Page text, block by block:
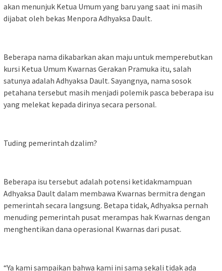
akan menunjuk Ketua Umum yang baru yang saat ini masih
dijabat oleh bekas Menpora Adhyaksa Dault.
Beberapa nama dikabarkan akan maju untuk memperebutkan
kursi Ketua Umum Kwarnas Gerakan Pramuka itu, salah
satunya adalah Adhyaksa Dault. Sayangnya, nama sosok
petahana tersebut masih menjadi polemik pasca beberapa isu
yang melekat kepada dirinya secara personal.
Tuding pemerintah dzalim?
Beberapa isu tersebut adalah potensi ketidakmampuan
Adhyaksa Dault dalam membawa Kwarnas bermitra dengan
pemerintah secara langsung. Betapa tidak, Adhyaksa pernah
menuding pemerintah pusat merampas hak Kwarnas dengan
menghentikan dana operasional Kwarnas dari pusat.
“Ya kami sampaikan bahwa kami ini sama sekali tidak ada